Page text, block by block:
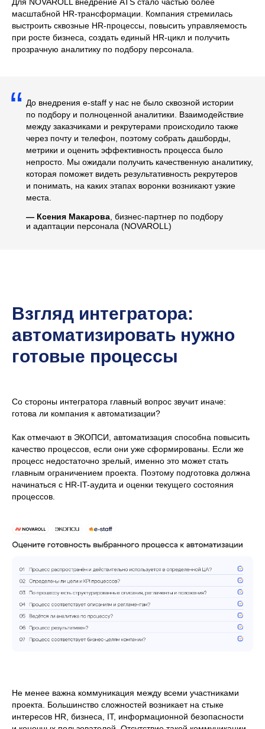
масштабной HR-трансформации. Компания стремилась
выстроить сквозные HR-процессы, повысить управляемость
при росте бизнеса, создать единый HR-цикл и получить
прозрачную аналитику по подбору персонала.
“ До внедрения e-staff у нас не было сквозной истории
по подбору и полноценной аналитики. Взаимодействие
между заказчиками и рекрутерами происходило также
через почту и телефон, поэтому собрать дашборды,
метрики и оценить эффективность процесса было
непросто. Мы ожидали получить качественную аналитику,
которая поможет видеть результативность рекрутеров
и понимать, на каких этапах воронки возникают узкие
места.
— Ксения Макарова , бизнес-партнер по подбору
и адаптации персонала (NOVAROLL)
Взгляд интегратора:
автоматизировать нужно
готовые процессы
Со стороны интегратора главный вопрос звучит иначе:
готова ли компания к автоматизации?
Как отмечают в ЭКОПСИ, автоматизация способна повысить
качество процессов, если они уже сформированы. Если же
процесс недостаточно зрелый, именно это может стать
главным ограничением проекта. Поэтому подготовка должна
начинаться с HR-IT-аудита и оценки текущего состояния
процессов.
Не менее важна коммуникация между всеми участниками
проекта. Большинство сложностей возникает на стыке
интересов HR, бизнеса, IT, информационной безопасности